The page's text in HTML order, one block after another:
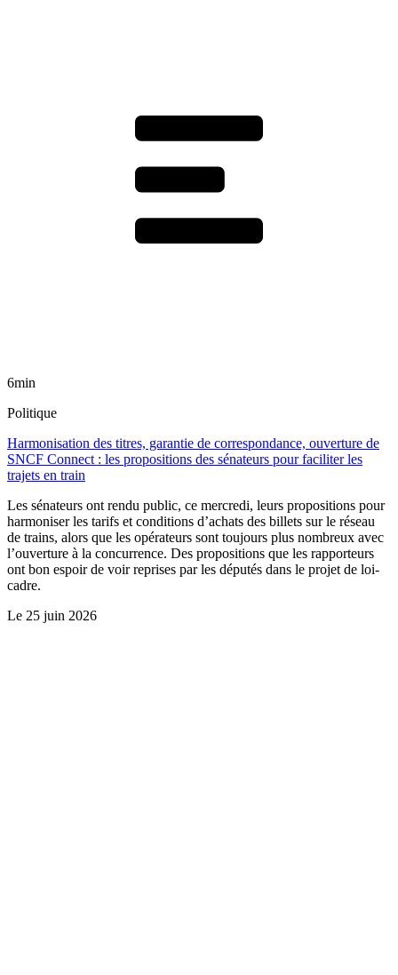
6min
Politique
Harmonisation des titres, garantie de correspondance, ouverture de
SNCF Connect : les propositions des sénateurs pour faciliter les
trajets en train
Les sénateurs ont rendu public, ce mercredi, leurs propositions pour
harmoniser les tarifs et conditions d’achats des billets sur le réseau
de trains, alors que les opérateurs sont toujours plus nombreux avec
l’ouverture à la concurrence. Des propositions que les rapporteurs
ont bon espoir de voir reprises par les députés dans le projet de loi-
cadre.
Le 25 juin 2026